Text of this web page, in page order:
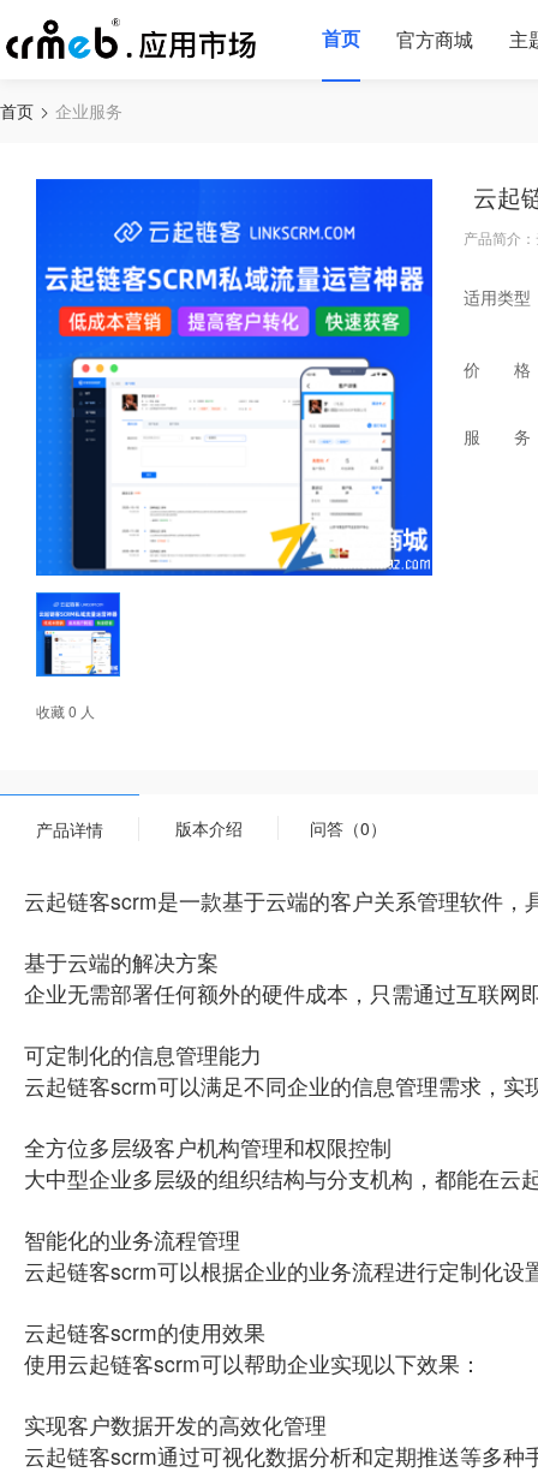
首页 官方商城 主
首页 企业服务
收藏 0 人
云起
产品简介
适用类型
价 格
服 务
产品详情 版本介绍 问答（0）
云起链客scrm是一款基于云端的客户关系管理软件，
基于云端的解决方案
企业无需部署任何额外的硬件成本，只需通过互联网
可定制化的信息管理能力
云起链客scrm可以满足不同企业的信息管理需求，
全方位多层级客户机构管理和权限控制
大中型企业多层级的组织结构与分支机构，都能在
智能化的业务流程管理
云起链客scrm可以根据企业的业务流程进行定制化
云起链客scrm的使用效果
使用云起链客scrm可以帮助企业实现以下效果：
实现客户数据开发的高效化管理
云起链客scrm通过可视化数据分析和定期推送等多